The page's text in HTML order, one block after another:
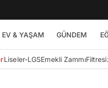
EV & YAŞAM GÜNDEM
Liseler-LGSEmekli Zammı